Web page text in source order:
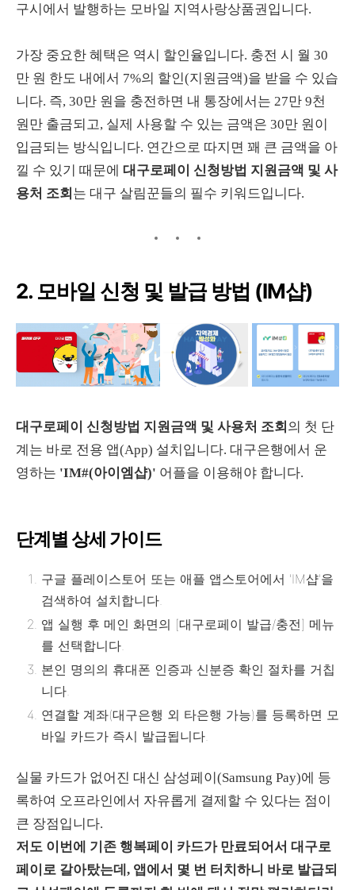
구시에서 발행하는 모바일 지역사랑상품권입니다.
가장 중요한 혜택은 역시 할인율입니다. 충전 시 월 30
만 원 한도 내에서 7%의 할인(지원금액)을 받을 수 있습
니다. 즉, 30만 원을 충전하면 내 통장에서는 27만 9천
원만 출금되고, 실제 사용할 수 있는 금액은 30만 원이
입금되는 방식입니다. 연간으로 따지면 꽤 큰 금액을 아
낄 수 있기 때문에 대구로페이 신청방법 지원금액 및 사
용처 조회 는 대구 살림꾼들의 필수 키워드입니다.
2. 모바일 신청 및 발급 방법 (IM샵)
대구로페이 신청방법 지원금액 및 사용처 조회 의 첫 단
계는 바로 전용 앱(App) 설치입니다. 대구은행에서 운
영하는 'IM#(아이엠샵)' 어플을 이용해야 합니다.
단계별 상세 가이드
구글 플레이스토어 또는 애플 앱스토어에서 'IM샵'을
검색하여 설치합니다.
앱 실행 후 메인 화면의 [대구로페이 발급/충전] 메뉴
를 선택합니다.
본인 명의의 휴대폰 인증과 신분증 확인 절차를 거칩
니다.
연결할 계좌(대구은행 외 타은행 가능)를 등록하면 모
바일 카드가 즉시 발급됩니다.
실물 카드가 없어진 대신 삼성페이(Samsung Pay)에 등
록하여 오프라인에서 자유롭게 결제할 수 있다는 점이
큰 장점입니다.
저도 이번에 기존 행복페이 카드가 만료되어서 대구로
페이로 갈아탔는데, 앱에서 몇 번 터치하니 바로 발급되